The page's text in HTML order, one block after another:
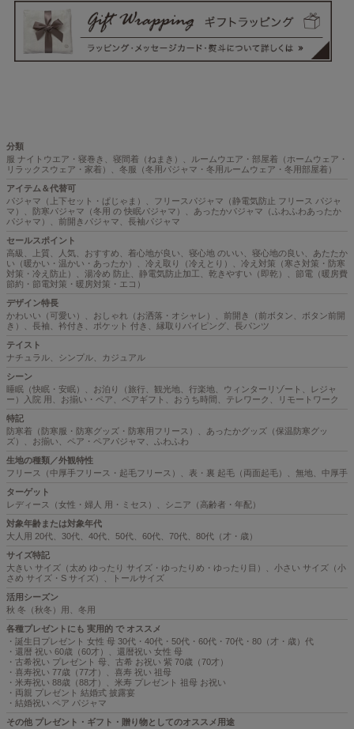
分類
服 ナイトウエア・寝巻き、寝間着（ねまき）、ルームウエア・部屋着（ホームウェア・
リラックスウェア・家着）、冬服（冬用パジャマ・冬用ルームウェア・冬用部屋着）
アイテム＆代替可
パジャマ（上下セット・ぱじゃま）、フリースパジャマ（静電気防止 フリース パジャ
マ）、防寒パジャマ（冬用 の 快眠パジャマ）、あったかパジャマ（ふわふわあったか
パジャマ）、前開きパジャマ、長袖パジャマ
セールスポイント
高級、上質、人気、おすすめ、着心地が良い、寝心地 のいい、寝心地の良い、あたたか
い（暖かい・温かい・あったか）、冷え取り（冷えとり）、冷え対策（寒さ対策・防寒
対策・冷え防止）、湯冷め 防止、静電気防止加工、乾きやすい（即乾）、節電（暖房費
節約・節電対策・暖房対策・エコ）
デザイン特長
かわいい（可愛い）、おしゃれ（お洒落・オシャレ）、前開き（前ボタン、ボタン前開
き）、長袖、衿付き、ポケット 付き、縁取りパイピング、長パンツ
テイスト
ナチュラル、シンプル、カジュアル
シーン
睡眠（快眠・安眠）、お泊り（旅行、観光地、行楽地、ウィンターリゾート、レジャ
ー）入院 用、お揃い・ペア、ペアギフト、おうち時間、テレワーク、リモートワーク
特記
防寒着（防寒服・防寒グッズ・防寒用フリース）、あったかグッズ（保温防寒グッ
ズ）、お揃い、ペア・ペアパジャマ、ふわふわ
生地の種類／外観特性
フリース（中厚手フリース・起毛フリース）、表・裏 起毛（両面起毛）、無地、中厚手
ターゲット
レディース（女性・婦人 用・ミセス）、シニア（高齢者・年配）
対象年齢または対象年代
大人用 20代、30代、40代、50代、60代、70代、80代（才・歳）
サイズ特記
大きい サイズ（太め ゆったり サイズ・ゆったりめ・ゆったり目）、小さい サイズ（小
さめ サイズ・S サイズ）、トールサイズ
活用シーズン
秋 冬（秋冬）用、冬用
各種プレゼントにも 実用的 で オススメ
・誕生日プレゼント 女性 母 30代・40代・50代・60代・70代・80（才・歳）代
・還暦 祝い 60歳（60才）、還暦祝い 女性 母
・古希祝い プレゼント 母、古希 お祝い 紫 70歳（70才）
・喜寿祝い 77歳（77才）、喜寿 祝い 祖母
・米寿祝い 88歳（88才）、米寿 プレゼント 祖母 お祝い
・両親 プレゼント 結婚式 披露宴
・結婚祝い ペア パジャマ
その他 プレゼント・ギフト・贈り物としてのオススメ用途